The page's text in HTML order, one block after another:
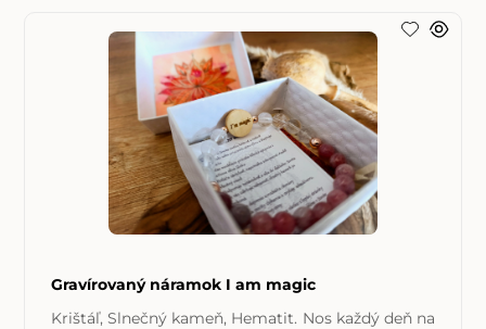
Gravírovaný náramok I am magic
Krištáľ, Slnečný kameň, Hematit. Nos každý deň na